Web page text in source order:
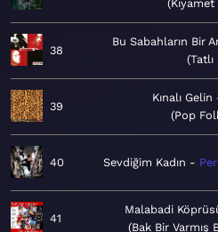
38
Bu Sabahların Bir
Tatlı
39
Kınalı Gelin
Pop
40 Sevdiğim Kadın
41
Malabadi
Bak Bir Varmış